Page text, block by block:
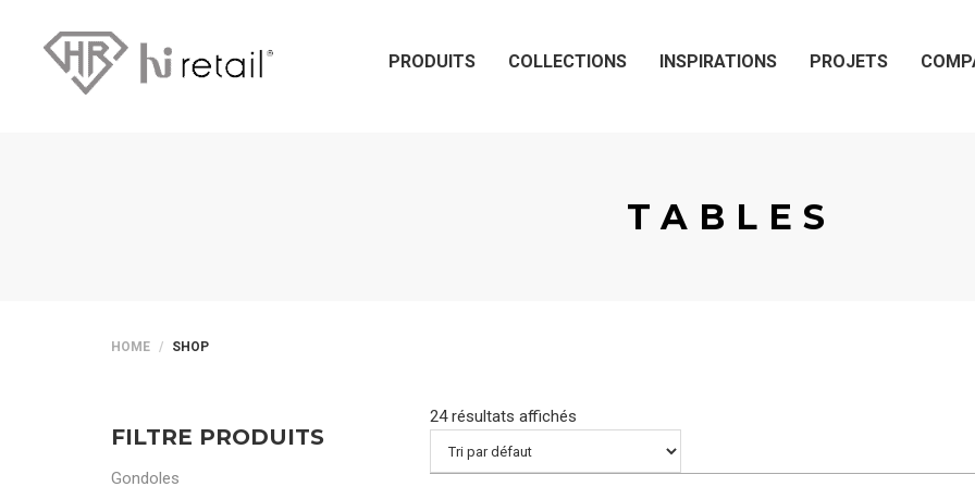
PRODUITS COLLECTIONS INSPIRATIONS PROJETS
TABLES
HOME SHOP
24 résultats affichés
FILTRE PRODUITS
Gondoles